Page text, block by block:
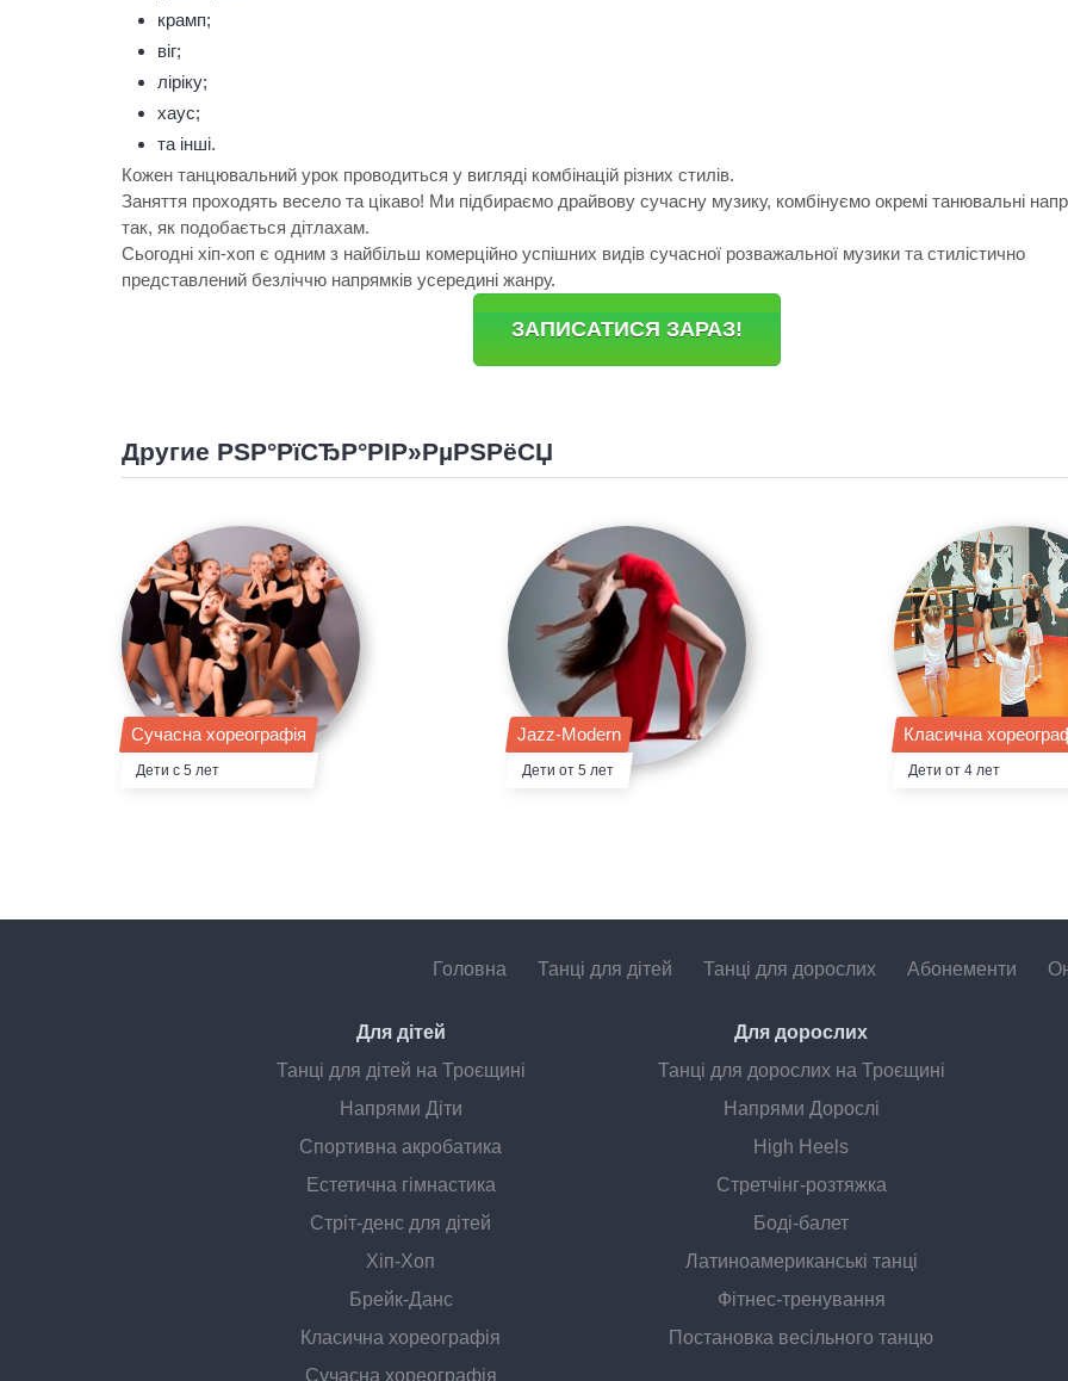
крамп;
віг;
ліріку;
хаус;
та інші.
Кожен танцювальний урок проводиться у вигляді комбінацій різних стилів.
Заняття проходять весело та цікаво! Ми підбираємо драйвову сучасну музику, комбінуємо окремі танювальні
так, як подобається дітлахам.
Сьогодні хіп-хоп є одним з найбільш комерційно успішних видів сучасної розважальної музики та стилістично
представлений безліччю напрямків усередині жанру.
ЗАПИСАТИСЯ ЗАРАЗ!
Другие РЅР°РїСЂР°РІР»РµРЅРёСЏ
Сучасна хореографія
Дети с 5 лет
Jazz-Modern
Дети от 5 лет
Класична
Дети от 4 лет
Головна Танці для дітей Танці для дорослих Абонементи
Для дітей
Танці для дітей на Троєщині
Напрями Діти
Спортивна акробатика
Естетична гімнастика
Стріт-денс для дітей
Хіп-Хоп
Брейк-Данс
Класична хореографія
Сучасна хореографія
Для дорослих
Танці для дорослих на Троєщині
Напрями Дорослі
High Heels
Стретчінг-розтяжка
Боді-балет
Латиноамериканські танці
Фітнес-тренування
Постановка весільного танцю